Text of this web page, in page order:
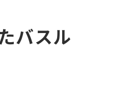
バスル